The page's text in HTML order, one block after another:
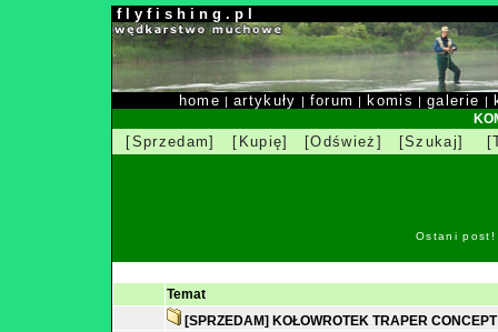
f l y f i s h i n g . p l
home |artykuły | forum | komis |galerie |
[Sprzedam] [Kupię] [Odśwież] [Szukaj]
Ostani post!
Temat
[SPRZEDAM] KOŁOWROTEK TRAPER